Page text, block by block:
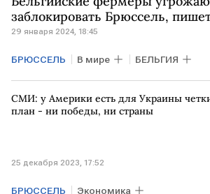
Владимир Зеленский
заблокировать Брюссель,
29 января 2024, 18:45
БРЮССЕЛЬ В мире БЕЛЬГИЯ
фермеры
СМИ: у Америки есть для Украины
план - ни победы, ни страны
25 декабря 2023, 17:52
БРЮССЕЛЬ Экономика